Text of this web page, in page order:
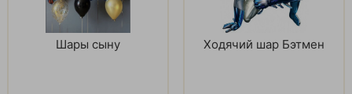
Шары сыну Ходячий шар Бэтмен